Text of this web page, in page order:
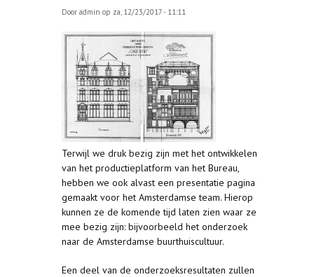
Door admin op za, 12/23/2017 - 11:11
Terwijl we druk bezig zijn met het ontwikkelen
van het productieplatform van het Bureau,
hebben we ook alvast een presentatie pagina
gemaakt voor het Amsterdamse team. Hierop
kunnen ze de komende tijd laten zien waar ze
mee bezig zijn: bijvoorbeeld het onderzoek
naar de Amsterdamse buurthuiscultuur.
Een deel van de onderzoeksresultaten zullen